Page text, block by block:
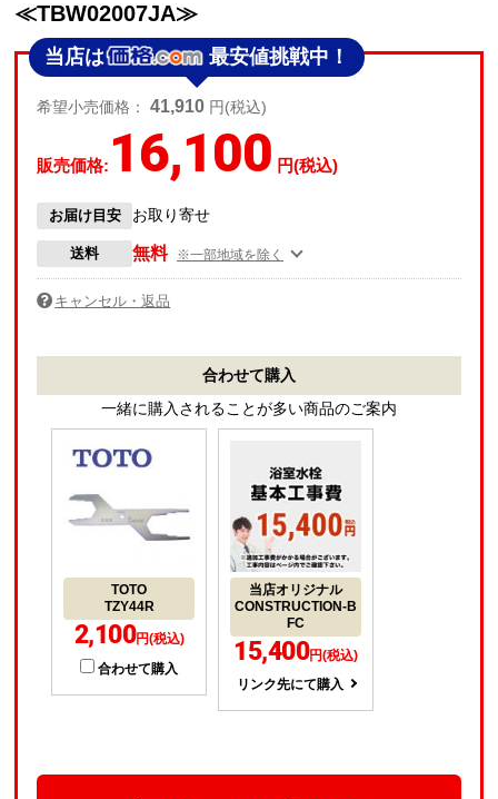
≪TBW02007JA≫
当店は 最安値挑戦中！
希望小売価格：41,910 円(税込)
販売価格: 16,100 円(税込)
お届け目安 お取り寄せ
送料 無料 ※一部地域を除く
キャンセル・返品
合わせて購入
一緒に購入されることが多い商品のご案内
TOTO
TZY44R
2,100円(税込)
合わせて購入
当店オリジナル
CONSTRUCTION-B
FC
15,400円(税込)
リンク先にて購入